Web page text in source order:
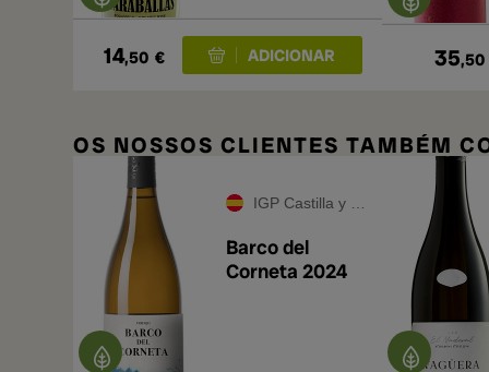
14,50 € 35,50
OS NOSSOS CLIENTES TAMBÉM
IGP Castilla y León
Barco del
Corneta 2024